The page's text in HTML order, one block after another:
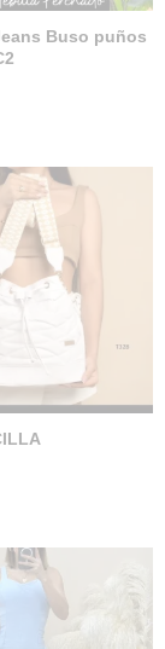
Buso puños